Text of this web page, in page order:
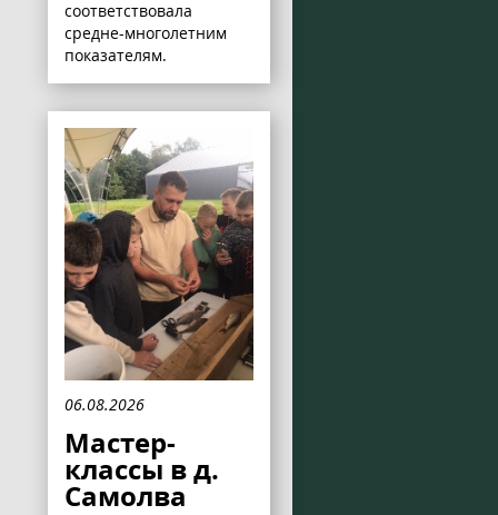
соответствовала
средне-многолетним
показателям.
06.08.2026
Мастер-
классы в д.
Самолва